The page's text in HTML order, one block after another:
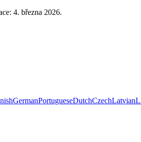
4. března 2026.
GermanPortugueseDutchCzechLatvian